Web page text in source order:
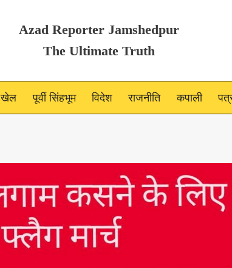
Azad Reporter Jamshedpur
The Ultimate Truth
खेल पूर्वी सिंहभूम विदेश राजनीति कपाली